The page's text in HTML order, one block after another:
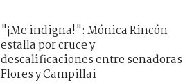
"¡Me indigna!": Mónica Rincón
estalla por cruce y
descalificaciones entre senadoras
Flores y Campillai